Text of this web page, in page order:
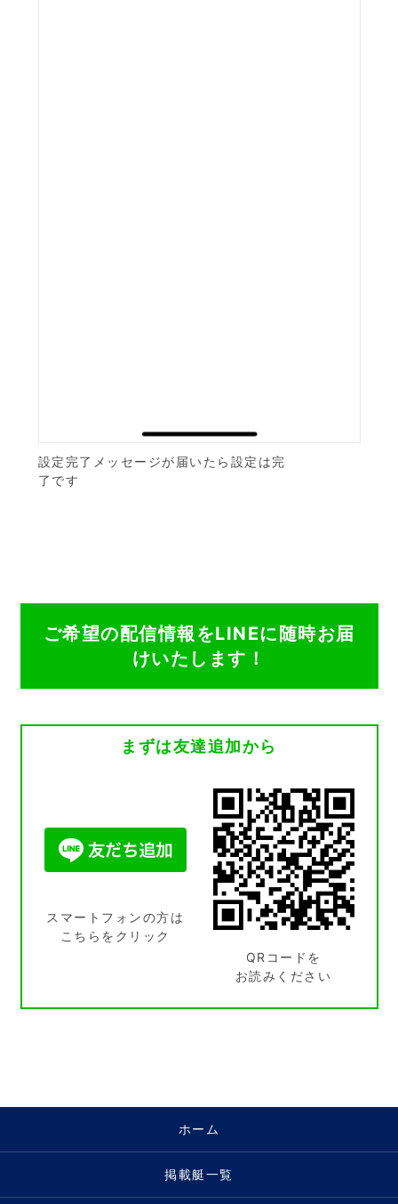
設定完了メッセージが届いたら設定は完
了です
ご希望の配信情報をLINEに随時お届
けいたします！
まずは友達追加から
スマートフォンの方は
こちらをクリック
QRコードを
お読みください
ホーム
掲載艇一覧